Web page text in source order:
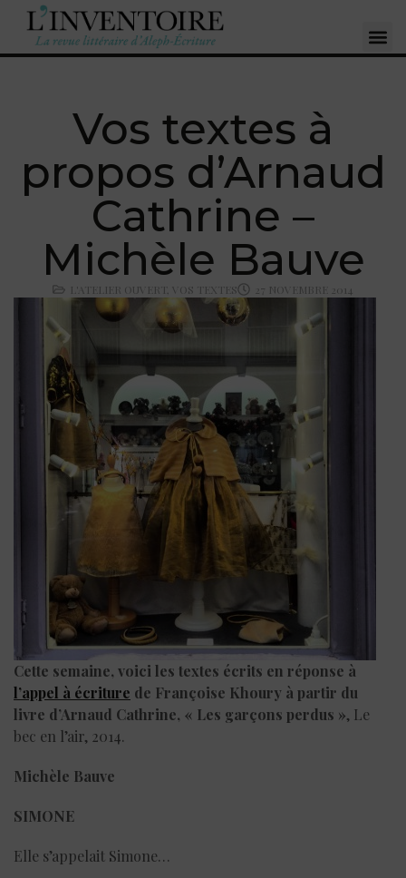
Vos textes à
propos d’Arnaud
Cathrine –
Michèle Bauve
L'ATELIER OUVERT VOS TEXTES 27 NOVEMBRE 2014
Cette semaine, voici les textes écrits en réponse à
l’appel à écriture de Françoise Khoury à partir du
livre d’Arnaud Cathrine, « Les garçons perdus », Le
bec en l’air, 2014.
Michèle Bauve
SIMONE
Elle s’appelait Simone…